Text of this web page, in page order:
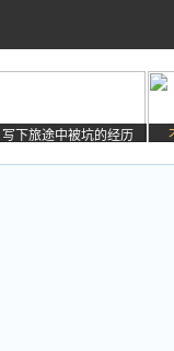
写下旅途中被坑的经历